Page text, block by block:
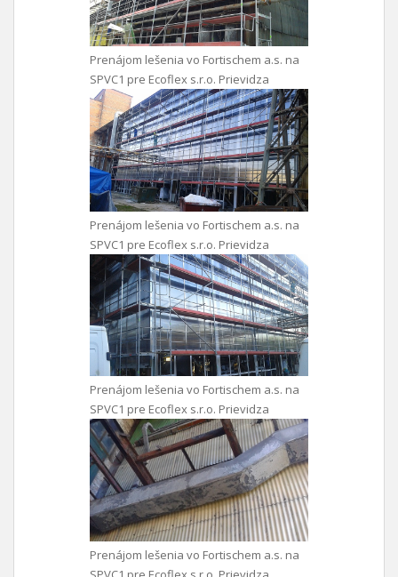
Prenájom lešenia vo Fortischem a.s. na
SPVC1 pre Ecoflex s.r.o. Prievidza
Prenájom lešenia vo Fortischem a.s. na
SPVC1 pre Ecoflex s.r.o. Prievidza
Prenájom lešenia vo Fortischem a.s. na
SPVC1 pre Ecoflex s.r.o. Prievidza
Prenájom lešenia vo Fortischem a.s. na